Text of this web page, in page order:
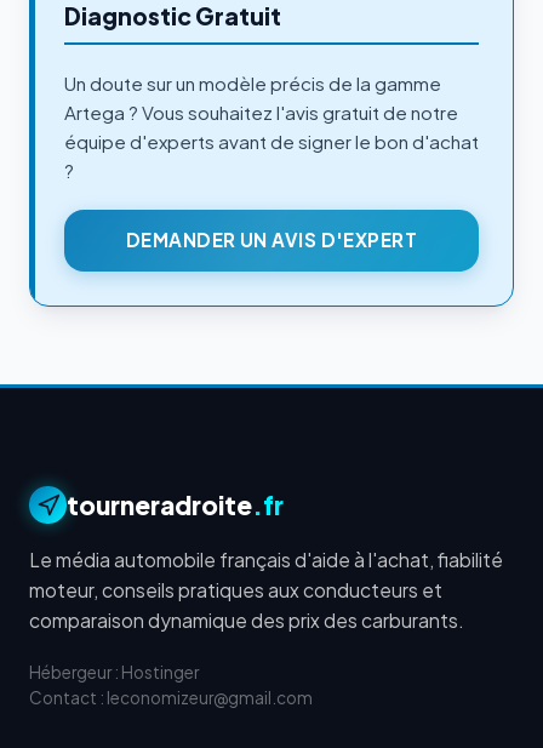
Diagnostic Gratuit
Un doute sur un modèle précis de la gamme
Artega ? Vous souhaitez l'avis gratuit de notre
équipe d'experts avant de signer le bon d'achat
?
DEMANDER UN AVIS D'EXPERT
tourneradroite.fr
Le média automobile français d'aide à l'achat, fiabilité
moteur, conseils pratiques aux conducteurs et
comparaison dynamique des prix des carburants.
Hébergeur : Hostinger
Contact : leconomizeur@gmail.com